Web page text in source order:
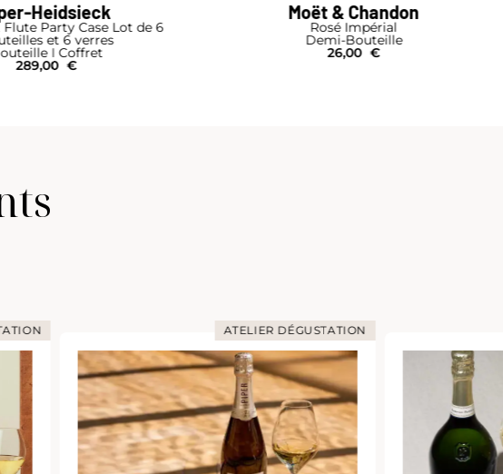
& Chandon
Rosé Impérial
Demi-Bouteille
26,00 €
Moët & Chandon
Brut Impérial
Demi-Bouteille
25,00 €
ATELIER DÉGUSTATION